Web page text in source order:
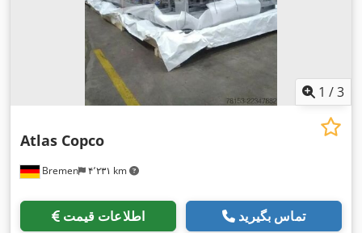
1 /3
Bremen ۴٬۲۳۱ km
Atlas Copco
اطلاعات قیمت تماس بگیرید